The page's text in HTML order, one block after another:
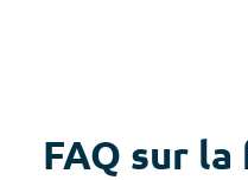
FAQ sur